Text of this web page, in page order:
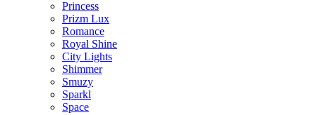
Princess
Prizm Lux
Romance
Royal Shine
City Lights
Shimmer
Smuzy
Sparkl
Space